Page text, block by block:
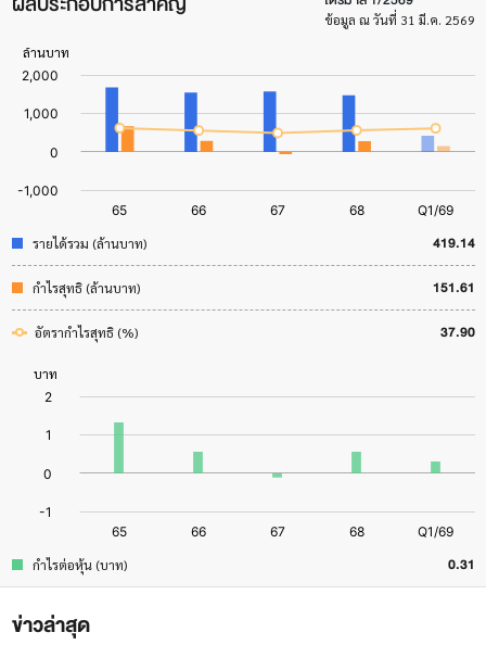
ข้อมูล ณ วันที่ 31 มี.ค. 2569
รายได้รวม (ล้านบาท) 419.14
กำไรสุทธิ (ล้านบาท) 151.61
อัตรากำไรสุทธิ (%) 37.90
กำไรต่อหุ้น (บาท) 0.31
ข่าวล่าสุด